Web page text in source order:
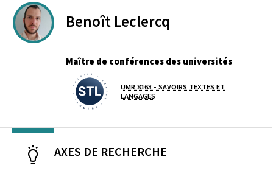
Benoît Leclercq
Maître de conférences des universités
Laboratoire / équipe
UMR 8163 - SAVOIRS TEXTES ET
LANGAGES
AXES DE RECHERCHE